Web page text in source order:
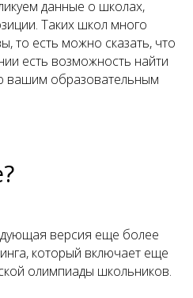
данные о школах,
Таких школ много
то есть можно сказать, что
есть возможность найти
вашим образовательным
версия еще более
который включает еще
олимпиады школьников.